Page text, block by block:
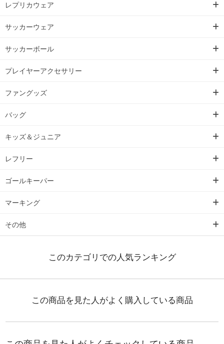
レプリカウェア
サッカーウェア
サッカーボール
プレイヤーアクセサリー
ファングッズ
バッグ
キッズ＆ジュニア
レフリー
ゴールキーパー
マーキング
その他